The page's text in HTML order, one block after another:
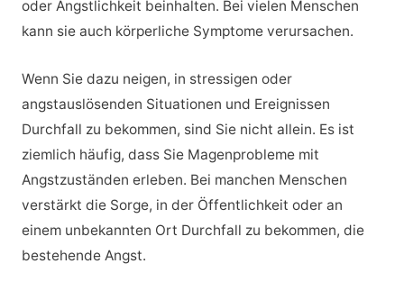
oder Ängstlichkeit beinhalten. Bei vielen Menschen
kann sie auch körperliche Symptome verursachen.
Wenn Sie dazu neigen, in stressigen oder
angstauslösenden Situationen und Ereignissen
Durchfall zu bekommen, sind Sie nicht allein. Es ist
ziemlich häufig, dass Sie Magenprobleme mit
Angstzuständen erleben. Bei manchen Menschen
verstärkt die Sorge, in der Öffentlichkeit oder an
einem unbekannten Ort Durchfall zu bekommen, die
bestehende Angst.